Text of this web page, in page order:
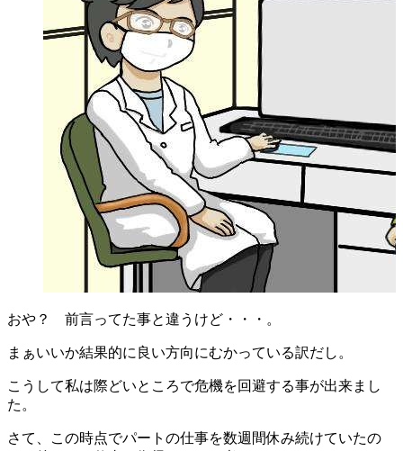
おや？ 前言ってた事と違うけど・・・。
まぁいいか結果的に良い方向にむかっている訳だし。
こうして私は際どいところで危機を回避する事が出来まし
た。
さて、この時点でパートの仕事を数週間休み続けていたの